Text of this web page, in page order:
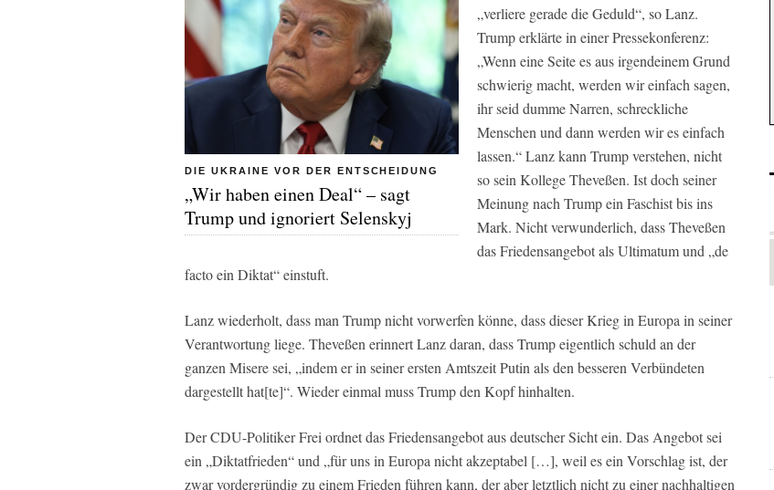
DIE UKRAINE VOR DER ENTSCHEIDUNG
„Wir haben einen Deal“ – sagt
Trump und ignoriert Selenskyj
„verliere gerade die Geduld“, so Lanz.
Trump erklärte in einer Pressekonferenz:
„Wenn eine Seite es aus irgendeinem Grund
schwierig macht, werden wir einfach sagen,
ihr seid dumme Narren, schreckliche
Menschen und dann werden wir es einfach
lassen.“ Lanz kann Trump verstehen, nicht
so sein Kollege Theveßen. Ist doch seiner
Meinung nach Trump ein Faschist bis ins
Mark. Nicht verwunderlich, dass Theveßen
das Friedensangebot als Ultimatum und „de
facto ein Diktat“ einstuft.
Lanz wiederholt, dass man Trump nicht vorwerfen könne, dass dieser Krieg in Europa in seiner
Verantwortung liege. Theveßen erinnert Lanz daran, dass Trump eigentlich schuld an der
ganzen Misere sei, „indem er in seiner ersten Amtszeit Putin als den besseren Verbündeten
dargestellt hat[te]“. Wieder einmal muss Trump den Kopf hinhalten.
Der CDU-Politiker Frei ordnet das Friedensangebot aus deutscher Sicht ein. Das Angebot sei
ein „Diktatfrieden“ und „für uns in Europa nicht akzeptabel […], weil es ein Vorschlag ist, der
zwar vordergründig zu einem Frieden führen kann, der aber letztlich nicht zu einer nachhaltigen